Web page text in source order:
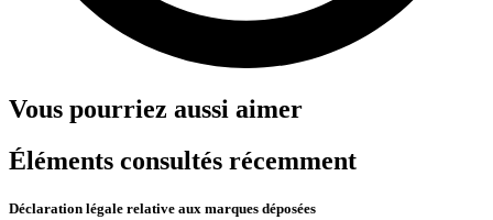
Vous pourriez aussi aimer
Éléments consultés récemment
Déclaration légale relative aux marques déposées